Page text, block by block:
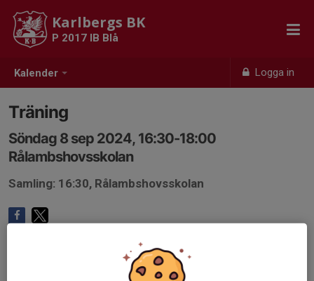
Kalender Logga in
Karlbergs BK
P 2017 IB Blå
Träning
Söndag 8 sep 2024, 16:30-18:00
Rålambshovsskolan
Samling: 16:30, Rålambshovsskolan